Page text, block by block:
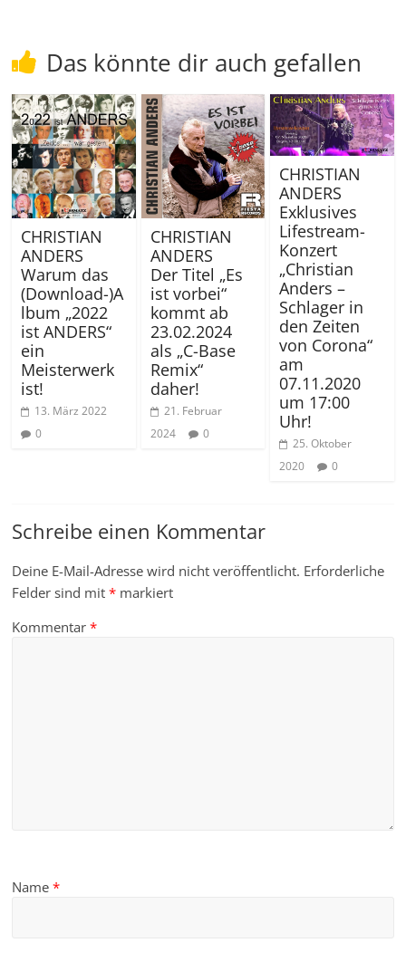
Das könnte dir auch gefallen
CHRISTIAN
ANDERS
Warum das
(Download-)A
lbum „2022
ist ANDERS“
ein
Meisterwerk
ist!
13. März 2022
0
CHRISTIAN
ANDERS
Der Titel „Es
ist vorbei“
kommt ab
23.02.2024
als „C-Base
Remix“
daher!
21. Februar
2024
0
CHRISTIAN
ANDERS
Exklusives
Lifestream-
Konzert
„Christian
Anders –
Schlager in
den Zeiten
von Corona“
am
07.11.2020
um 17:00
Uhr!
25. Oktober
2020
0
Schreibe einen Kommentar
Deine E-Mail-Adresse wird nicht veröffentlicht. Erforderliche
Felder sind mit* markiert
Kommentar*
Name*